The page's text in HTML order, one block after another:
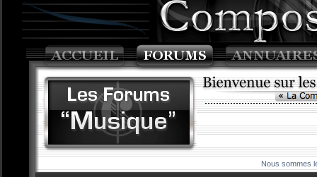
Nous sommes